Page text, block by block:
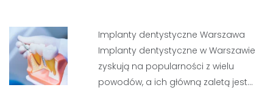
Implanty dentystyczne Warszawa
Implanty dentystyczne w Warszawie
zyskują na popularności z wielu
powodów, a ich główną zaletą jest…